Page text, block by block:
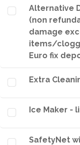
Alternative
(non
damage
items/
Euro fix
Extra
Ice Maker -
SafetyNet